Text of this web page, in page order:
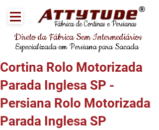
Fábrica de Cortinas e Persianas
®
Direto da Fábrica Sem Intermediários
Especializada em Persiana para Sacada
Cortina Rolo Motorizada
Parada Inglesa SP -
Persiana Rolo Motorizada
Parada Inglesa SP